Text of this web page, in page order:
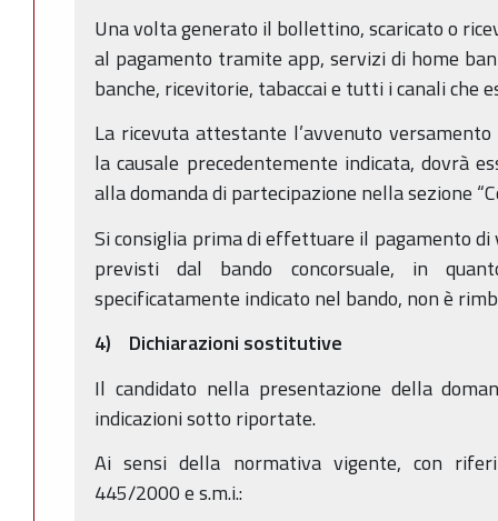
Una volta generato il bollettino, scaricato o
al pagamento tramite app, servizi di home
banche, ricevitorie, tabaccai e tutti i canali che
La ricevuta attestante l’avvenuto
la causale precedentemente indicata, dovrà
alla domanda di partecipazione nella sezione
Si consiglia prima di effettuare il pagamento
previsti dal bando concorsuale, in
specificatamente indicato nel bando, non è
4) Dichiarazioni sostitutive
Il candidato nella presentazione della
indicazioni sotto riportate.
Ai sensi della normativa vigente, con
445/2000 e s.m.i.: